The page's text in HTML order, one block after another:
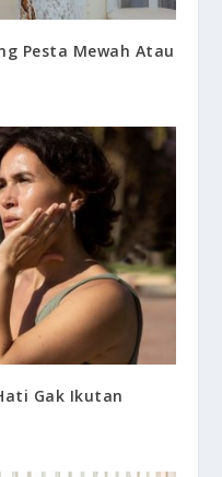
Pesta Mewah Atau
Gak Ikutan